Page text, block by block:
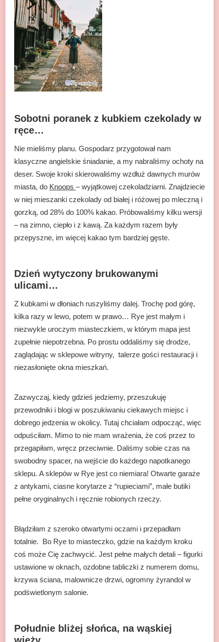
Sobotni poranek z kubkiem czekolady w
ręce…
Nie mieliśmy planu. Gospodarz przygotował nam
klasyczne angielskie śniadanie, a my nabraliśmy ochoty na
deser. Swoje kroki skierowaliśmy wzdłuż dawnych murów
miasta, do Knoops – wyjątkowej czekoladziarni. Znajdziecie
w niej mieszanki czekolady od białej i różowej po mleczną i
gorzką, od 28% do 100% kakao. Próbowaliśmy kilku wersji
– na zimno, ciepło i z kawą. Za każdym razem były
przepyszne, im więcej kakao tym bardziej gęste.
Dzień wytyczony brukowanymi
ulicami…
Z kubkami w dłoniach ruszyliśmy dalej. Trochę pod górę,
kilka razy w lewo, potem w prawo… Rye jest małym i
niezwykle uroczym miasteczkiem, w którym mapa jest
zupełnie niepotrzebna. Po prostu oddaliśmy się drodze,
zaglądając w sklepowe witryny, talerze gości restauracji i
niezasłonięte okna mieszkań.
Zazwyczaj, kiedy gdzieś jedziemy, przeszukuję
przewodniki i blogi w poszukiwaniu ciekawych miejsc i
dobrego jedzenia w okolicy. Tutaj chciałam odpocząć, więc
odpuściłam. Mimo to nie mam wrażenia, że coś przez to
przegapiłam, wręcz przeciwnie. Daliśmy sobie czas na
swobodny spacer, na wejście do każdego napotkanego
sklepu. A sklepów w Rye jest co niemiara! Otwarte garaże
z antykami, ciasne korytarze z “rupieciami”, małe butiki
pełne oryginalnych i ręcznie robionych rzeczy.
Błądziłam z szeroko otwartymi oczami i przepadłam
totalnie. Bo Rye to miasteczko, gdzie na każdym kroku
coś może Cię zachwycić. Jest pełne małych detali – figurki
ustawione w oknach, ozdobne tabliczki z numerem domu,
krzywa ściana, malownicze drzwi, ogromny żyrandol w
podświetlonym salonie.
Południe bliżej słońca, na wąskiej
wieży…